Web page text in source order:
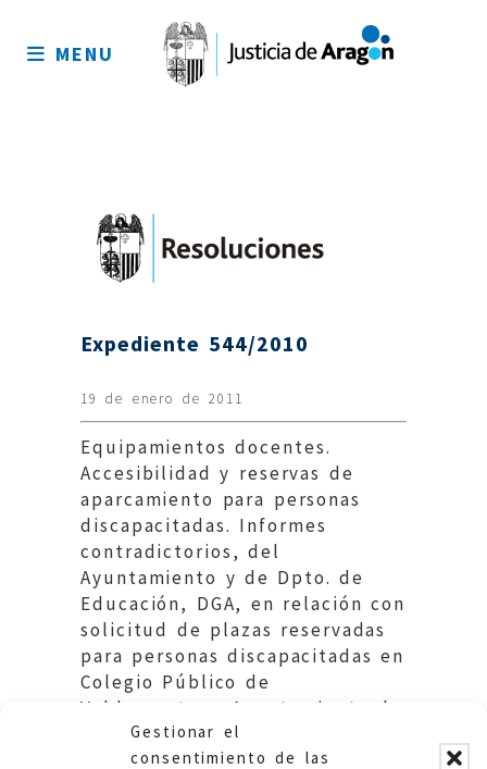
Gestionar el
consentimiento de las
sitio
MENU
Expediente 544/2010
19 de enero de 2011
Equipamientos docentes.
Accesibilidad y reservas de
aparcamiento para personas
discapacitadas. Informes
contradictorios, del
Ayuntamiento y de Dpto. de
Educación, DGA, en relación con
solicitud de plazas reservadas
para personas discapacitadas en
Colegio Público de
Valdespartera. Ayuntamiento de
Zaragoza.